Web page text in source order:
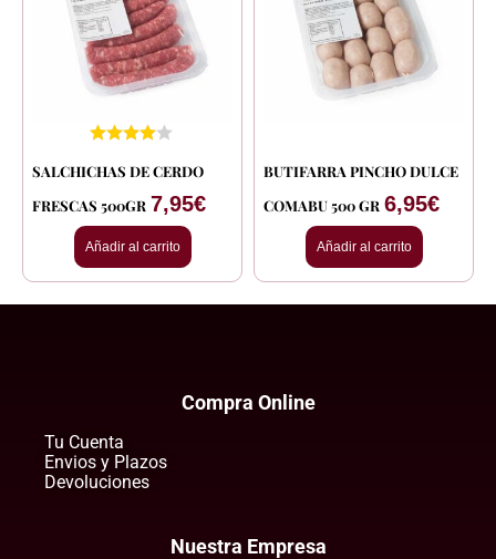
SALCHICHAS DE CERDO
FRESCAS 500GR 7,95€
Añadir al carrito
BUTIFARRA PINCHO DULCE
COMABU 500 GR 6,95€
Añadir al carrito
Compra Online
Tu Cuenta
Envios y Plazos
Devoluciones
Nuestra Empresa